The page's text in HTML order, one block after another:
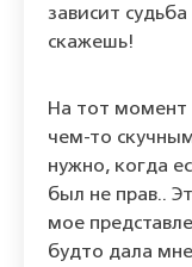
зависит
скажешь!
На тот момент
чем-то
нужно, когда
был не прав..
мое
будто дала